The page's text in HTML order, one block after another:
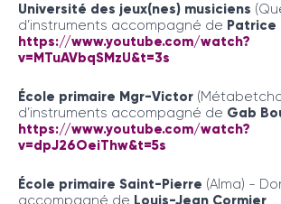
Université des jeux(nes) musiciens
d’instruments accompagné de Patrice
https://www.youtube.com/watch?
v=MTuAVbqSMzU&t=3s
École primaire Mgr-Victor
d’instruments accompagné de Gab
https://www.youtube.com/watch?
v=dpJ26OeiThw&t=5s
École primaire Saint-Pierre (Alma) -
accompagné de Louis-Jean Cormier.